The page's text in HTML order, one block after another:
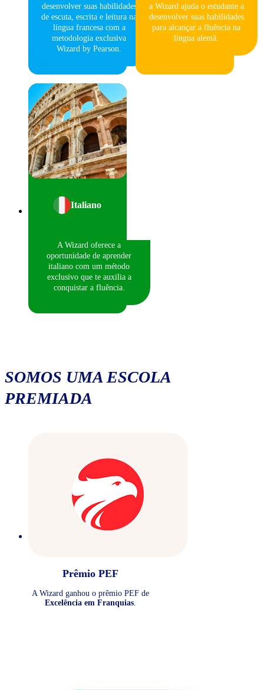
desenvolver suas habilidades
de escuta, escrita e leitura na
língua francesa com a
metodologia exclusiva
Wizard by Pearson.
a Wizard ajuda o estudante a
desenvolver suas habilidades
para alcançar a fluência na
língua alemã.
Italiano
A Wizard oferece a
oportunidade de aprender
italiano com um método
exclusivo que te auxilia a
conquistar a fluência.
SOMOS UMA ESCOLA
PREMIADA
Prêmio PEF
A Wizard ganhou o prêmio PEF de
Excelência em Franquias.